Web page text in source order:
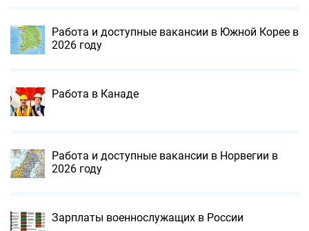
Работа и доступные вакансии в Южной Корее в
2026 году
Работа в Канаде
Работа и доступные вакансии в Норвегии в
2026 году
Зарплаты военнослужащих в России